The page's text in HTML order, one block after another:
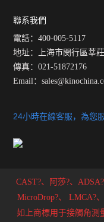
聯系我們
電話：400-005-5117
地址：上海市閔行區莘
傳真：021-51872176
Email：
24小時在線客服，為您服
CAST?、阿莎?、ADSA?
MicroDrop?、
LMCA?、
如上商標用于接觸角測